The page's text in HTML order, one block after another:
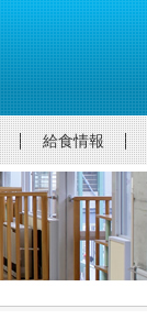
給食情報